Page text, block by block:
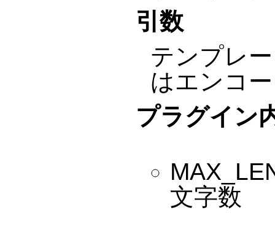
引数
テンプレ
はエンコ
プラグイン
文字数